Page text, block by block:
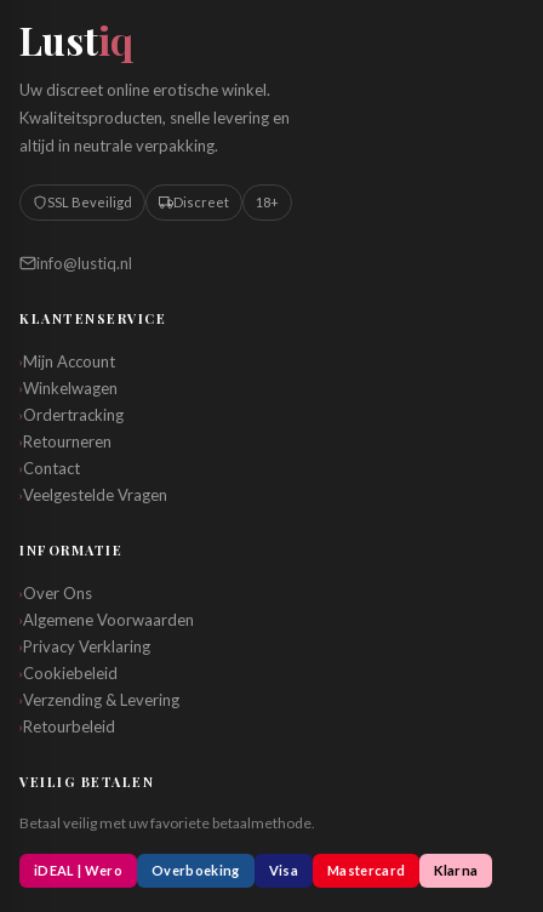
Lustiq
Uw discreet online erotische winkel.
Kwaliteitsproducten, snelle levering en
altijd in neutrale verpakking.
SSL Beveiligd Discreet 18+
info@lustiq.nl
KLANTENSERVICE
›Mijn Account
›Winkelwagen
›Ordertracking
›Retourneren
›Contact
›Veelgestelde Vragen
INFORMATIE
›Over Ons
›Algemene Voorwaarden
›Privacy Verklaring
›Cookiebeleid
›Verzending & Levering
›Retourbeleid
VEILIG BETALEN
Betaal veilig met uw favoriete betaalmethode.
iDEAL | Wero Overboeking Visa Mastercard Klarna